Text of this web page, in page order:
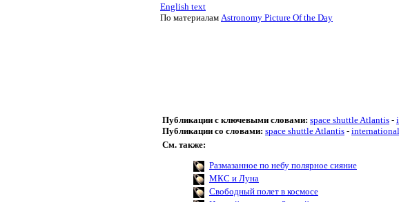
English text
По материалам Astronomy Picture Of the Day
Публикации с ключевыми словами: space shuttle Atlantis -
Публикации со словами: space shuttle Atlantis -
См. также:
Размазанное по небу полярное сияние
МКС и Луна
Свободный полет в космосе